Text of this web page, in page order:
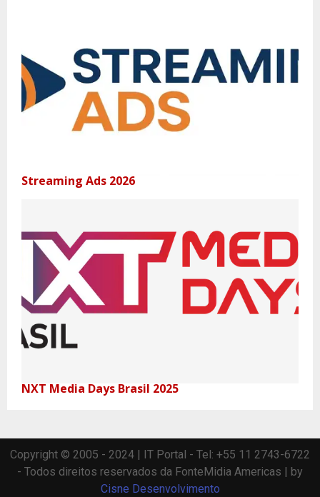
Streaming Ads 2026
NXT Media Days Brasil 2025
Copyright © 2005 - 2024 | IT Portal - Tel: +55 11 2743-6722
- Todos direitos reservados da FonteMidia Americas | by
Cisne Desenvolvimento